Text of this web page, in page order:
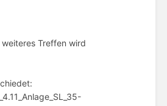
Treffen wird